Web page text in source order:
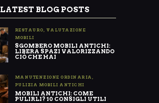
LATEST BLOG POSTS
RESTAURO
VALUTAZIONE
MOBILI
SGOMBERO MOBILI ANTICHI:
LIBERA SPAZI VALORIZZANDO
CIÒ CHE HAI
MANUTENZIONE ORDINARIA ,
PULIZIA MOBILI ANTICHI
MOBILI ANTICHI: COME
PULIRLI? 10 CONSIGLI UTILI